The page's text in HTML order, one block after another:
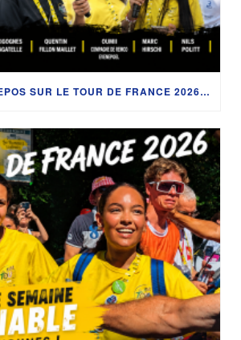
JOURNÉE DE REPOS SUR LE TOUR DE FRANCE 2026 : RETOUR SUR DEUX JOURNÉES RICHES EN RENCONTRES